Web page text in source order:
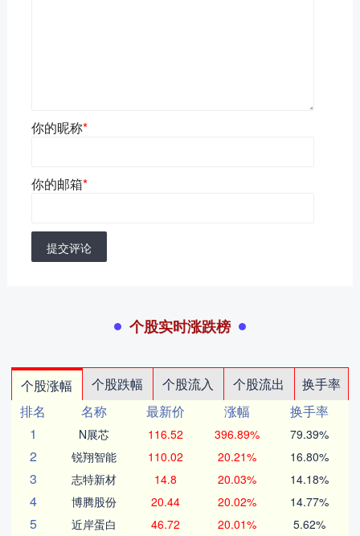
你的昵称*
你的邮箱*
提交评论
个股实时涨跌榜
个股涨幅 个股跌幅 个股流入 个股流出
换手率
排名
名称 最新价 涨幅
换手率
1
N展芯 116.52 396.89% 79.39%
2 锐翔智能 110.02 20.21% 16.80%
3 志特新材 14.8 20.03% 14.18%
4 博腾股份 20.44 20.02% 14.77%
5 近岸蛋白 46.72 20.01% 5.62%